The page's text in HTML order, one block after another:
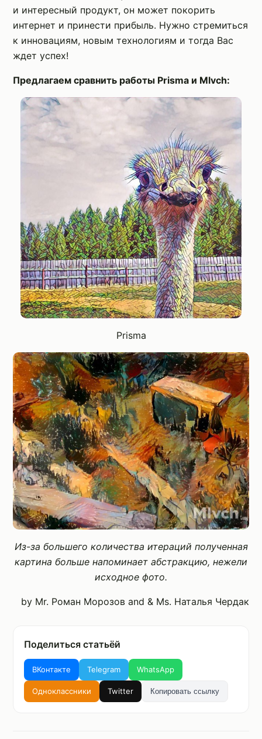
и интересный продукт, он может покорить
интернет и принести прибыль. Нужно стремиться
к инновациям, новым технологиям и тогда Вас
ждет успех!
Предлагаем сравнить работы Prisma и Mlvch:
Prisma
Из-за большего количества итераций полученная
картина больше напоминает абстракцию, нежели
исходное фото.
by Mr. Роман Морозов and & Ms. Наталья Чердак
Поделиться статьёй
ВКонтакте Telegram WhatsApp
Одноклассники Twitter Копировать ссылку